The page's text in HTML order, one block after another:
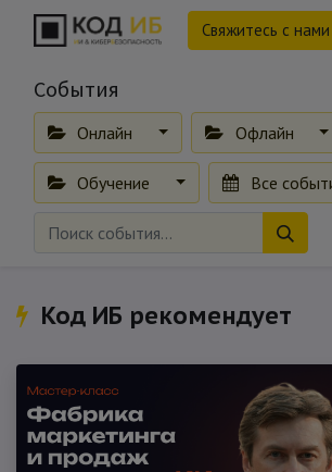
Свяжитесь с нами
События
Онлайн Офлайн
Обучение Все
Код ИБ рекомендует